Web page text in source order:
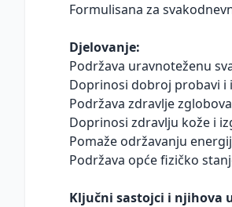
Formulisana za
Djelovanje:
Podržava uravnoteženu
Doprinosi dobroj probavi
Podržava zdravlje zglobova
Doprinosi zdravlju kože i
Pomaže održavanju
Podržava opće fizičko
Ključni sastojci i njihova